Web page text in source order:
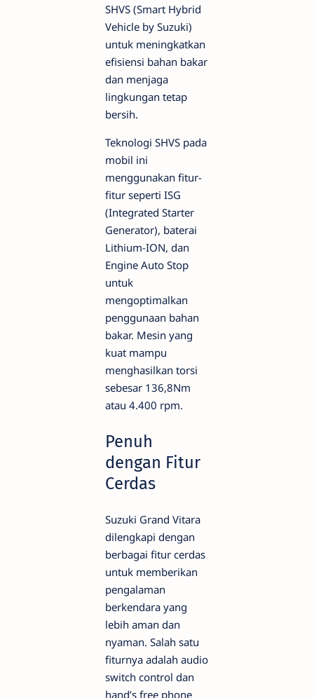
SHVS (Smart Hybrid
Vehicle by Suzuki)
untuk meningkatkan
efisiensi bahan bakar
dan menjaga
lingkungan tetap
bersih.
Teknologi SHVS pada
mobil ini
menggunakan fitur-
fitur seperti ISG
(Integrated Starter
Generator), baterai
Lithium-ION, dan
Engine Auto Stop
untuk
mengoptimalkan
penggunaan bahan
bakar. Mesin yang
kuat mampu
menghasilkan torsi
sebesar 136,8Nm
atau 4.400 rpm.
Penuh
dengan Fitur
Cerdas
Suzuki Grand Vitara
dilengkapi dengan
berbagai fitur cerdas
untuk memberikan
pengalaman
berkendara yang
lebih aman dan
nyaman. Salah satu
fiturnya adalah audio
switch control dan
hand’s free phone